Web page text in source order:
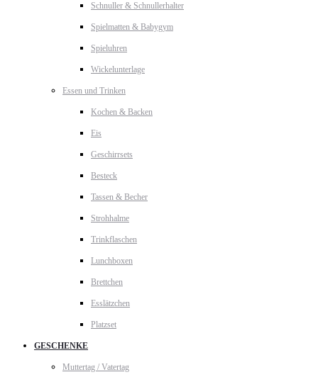
Schnuller & Schnullerhalter
Spielmatten & Babygym
Spieluhren
Wickelunterlage
Essen und Trinken
Kochen & Backen
Eis
Geschirrsets
Besteck
Tassen & Becher
Strohhalme
Trinkflaschen
Lunchboxen
Brettchen
Esslätzchen
Platzset
GESCHENKE
Muttertag / Vatertag